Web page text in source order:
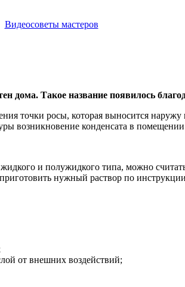
Видеосоветы мастеров
Такое название появилось
точки росы, которая выносится
возникновение конденсата в
и полужидкого типа, можно
нужный раствор по
от внешних воздействий;